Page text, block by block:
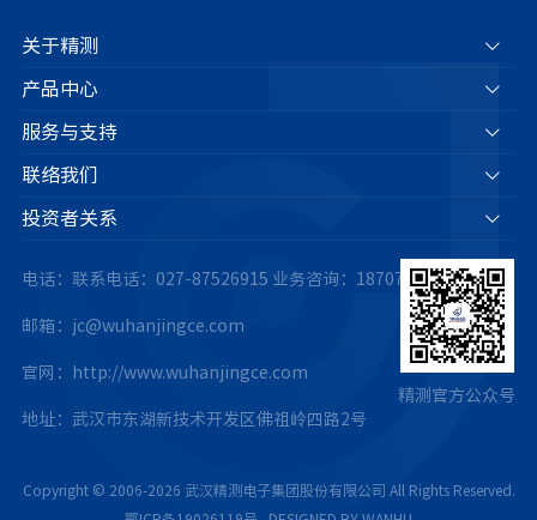
关于精测
产品中心
服务与支持
联络我们
投资者关系
电话：联系电话：027-87526915 业务咨询：18707175063
邮箱：jc@wuhanjingce.com
官网：http://www.wuhanjingce.com
地址：武汉市东湖新技术开发区佛祖岭四路2号
精测官方公众号
Copyright © 2006-2026 武汉精测电子集团股份有限公司 All Rights Reserved.